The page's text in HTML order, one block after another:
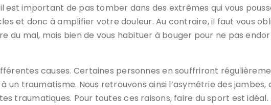
est important de pas tomber dans des extrêmes qui vous
et donc à amplifier votre douleur. Au contraire, il faut vous
du mal, mais bien de vous habituer à bouger pour ne pas
causes. Certaines personnes en souffriront
un traumatisme. Nous retrouvons ainsi l’asymétrie des
traumatiques. Pour toutes ces raisons, faire du sport est